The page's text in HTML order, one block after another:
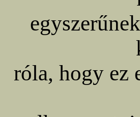
róla, hogy ez